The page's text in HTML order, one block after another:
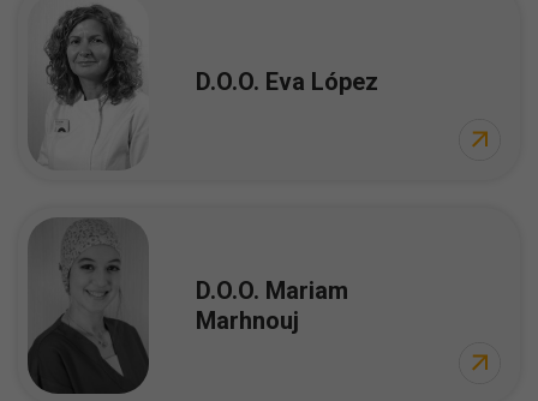
D.O.O. Eva López
D.O.O. Mariam
Marhnouj